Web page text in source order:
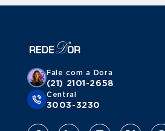
Mamária?
É recomendado procurar um
Diagnóstico confirmado de
Suspeita de malignidade em
Histórico familiar ou genético de
de mama;
Fale com a Dora
(21) 2101-2658
Central
3003-3230